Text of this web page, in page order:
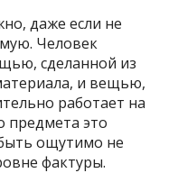
даже если не
Человек
сделанной из
и вещью,
работает на
предмета это
ощутимо не
фактуры.